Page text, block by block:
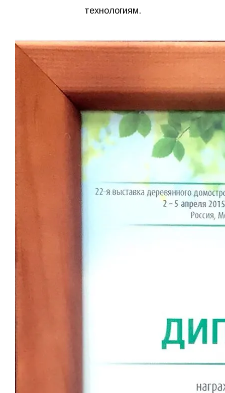
ЭКОЛОГИЧНОСТЬ НАШЕГО
БРУСА
Подтверждены сертификатами качества
Европейского стандарта по немецким
технологиям.